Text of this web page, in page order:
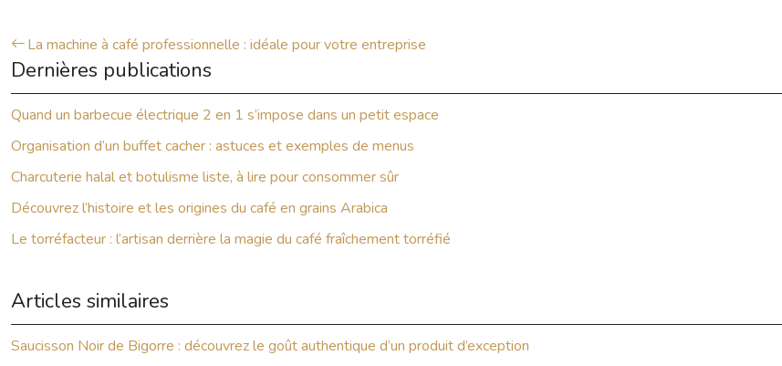
La machine à café professionnelle : idéale pour votre entreprise
Dernières publications
Quand un barbecue électrique 2 en 1 s’impose dans un petit espace
Organisation d’un buffet cacher : astuces et exemples de menus
Charcuterie halal et botulisme liste, à lire pour consommer sûr
Découvrez l’histoire et les origines du café en grains Arabica
Le torréfacteur : l’artisan derrière la magie du café fraîchement torréfié
Articles similaires
Saucisson Noir de Bigorre : découvrez le goût authentique d’un produit d’exception